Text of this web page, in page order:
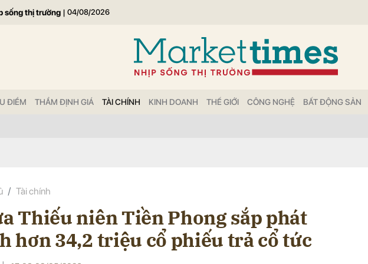
sống thị trường | 04/08/2026
ĐIỂM THẨM ĐỊNH GIÁ TÀI CHÍNH KINH DOANH THẾ GIỚI CÔNG NGHỆ BẤT ĐỘNG SẢN
Tài chính
Thiếu niên Tiền Phong sắp phát
hơn 34,2 triệu cổ phiếu trả cổ tức
Gửi bình luận